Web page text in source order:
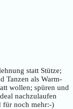
statt Stütze;
Tanzen als Warm-
wollen; spüren und
nachzulaufen
für noch mehr:-)